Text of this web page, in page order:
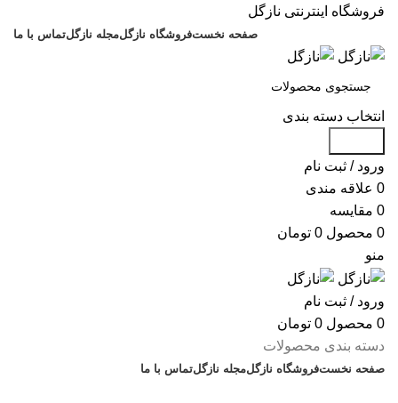
فروشگاه اینترنتی نازگل
صفحه نخستفروشگاه نازگلمجله نازگلتماس با ما
انتخاب دسته بندی
ورود / ثبت نام
0 علاقه مندی
0 مقایسه
0 محصول 0 تومان
منو
ورود / ثبت نام
0 محصول 0 تومان
دسته بندی محصولات
صفحه نخستفروشگاه نازگلمجله نازگلتماس با ما